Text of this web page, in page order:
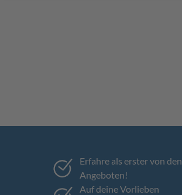
Erfahre als erster von den
Angeboten!
Auf deine Vorlieben